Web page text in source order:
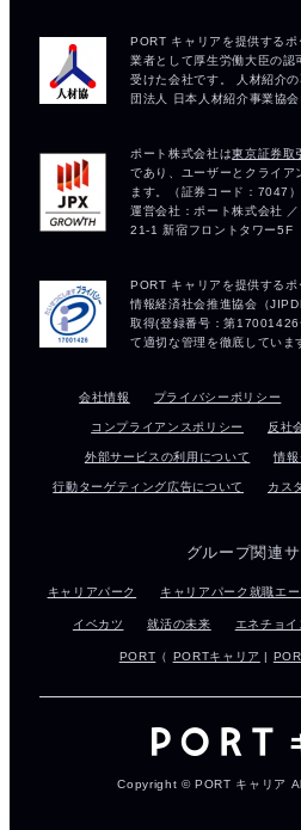
会社情報 プライバシーポリシー
コンプライアンスポリシー 反社
外部サービスの利用について 情
行動ターゲティング広告について カス